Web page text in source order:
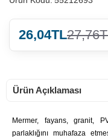
26,04TL
Ürün Açıklaması
Mermer, fayans, granit,
parlaklığını muhafaza